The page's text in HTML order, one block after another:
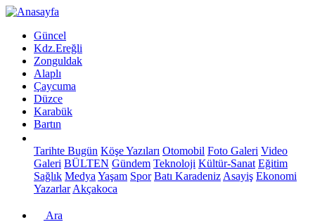
Güncel
Kdz.Ereğli
Zonguldak
Alaplı
Çaycuma
Düzce
Karabük
Bartın
Tarihte Bugün Köşe Yazıları Otomobil Foto Galeri Video
Galeri BÜLTEN Gündem Teknoloji Kültür-Sanat Eğitim
Sağlık Medya Yaşam Spor Batı Karadeniz Asayiş Ekonomi
Yazarlar Akçakoca
Ara